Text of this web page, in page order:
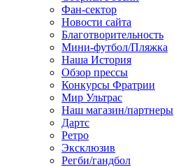
Фан-cектор
Новости сайта
Благотворительность
Мини-футбол/Пляжка
Наша История
Обзор прессы
Конкурсы Фратрии
Мир Ультрас
Наш магазин/партнеры
Дартс
Ретро
Эксклюзив
Регби/гандбол